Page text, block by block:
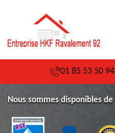
01 85 53 50 94
Nous sommes disponibles